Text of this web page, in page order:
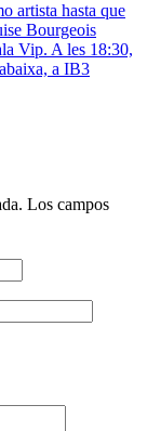
artista hasta que
Bourgeois
Vip. A les 18:30,
a IB3
Los campos